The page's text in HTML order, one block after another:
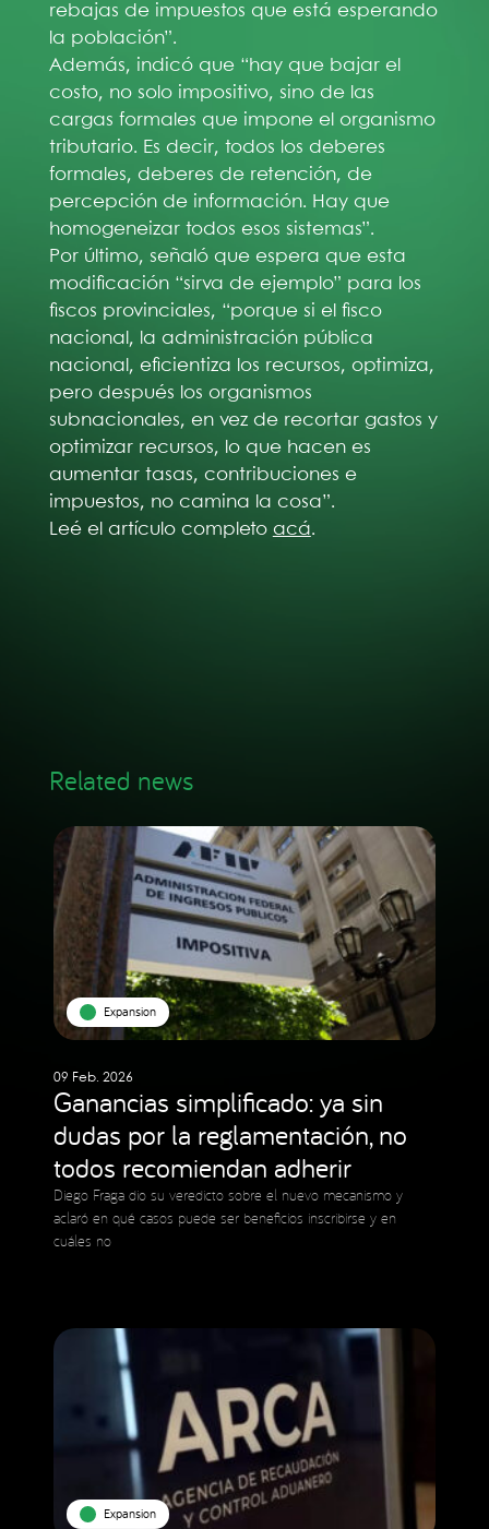
rebajas de impuestos que está esperando
la población”.
Además, indicó que “hay que bajar el
costo, no solo impositivo, sino de las
cargas formales que impone el organismo
tributario. Es decir, todos los deberes
formales, deberes de retención, de
percepción de información. Hay que
homogeneizar todos esos sistemas”.
Por último, señaló que espera que esta
modificación “sirva de ejemplo” para los
fiscos provinciales, “porque si el fisco
nacional, la administración pública
nacional, eficientiza los recursos, optimiza,
pero después los organismos
subnacionales, en vez de recortar gastos y
optimizar recursos, lo que hacen es
aumentar tasas, contribuciones e
impuestos, no camina la cosa”.
Leé el artículo completo acá.
Related news
Expansion
09 Feb. 2026
Ganancias simplificado: ya sin
dudas por la reglamentación, no
todos recomiendan adherir
Diego Fraga dio su veredicto sobre el nuevo mecanismo y
aclaró en qué casos puede ser beneficios inscribirse y en
cuáles no
Expansion